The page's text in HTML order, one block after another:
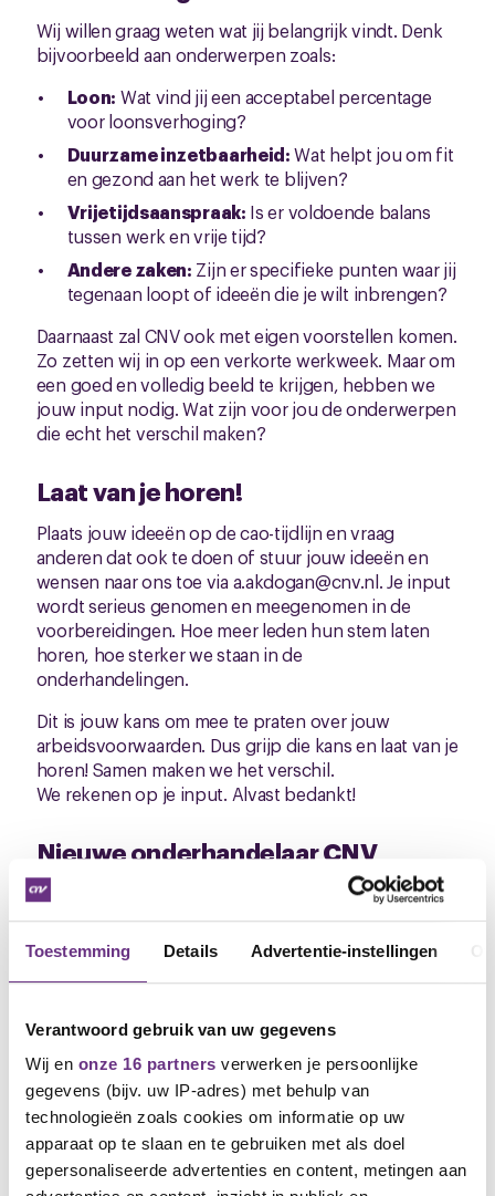
Toestemming Details Advertentie-instellingen
Verantwoord gebruik van uw gegevens
Wij en onze 16 partners verwerken je persoonlijke
gegevens (bijv. uw IP-adres) met behulp van
technologieën zoals cookies om informatie op uw
apparaat op te slaan en te gebruiken met als doel
gepersonaliseerde advertenties en content, metingen aan
Wij willen graag weten wat jij belangrijk vindt. Denk
bijvoorbeeld aan onderwerpen zoals:
Loon: Wat vind jij een acceptabel percentage
voor loonsverhoging?
Duurzame inzetbaarheid:Wat helpt jou om fit
en gezond aan het werk te blijven?
Vrijetijdsaanspraak: Is er voldoende balans
tussen werk en vrije tijd?
Andere zaken: Zijn er specifieke punten waar jij
tegenaan loopt of ideeën die je wilt inbrengen?
Daarnaast zal CNV ook met eigen voorstellen komen.
Zo zetten wij in op een verkorte werkweek. Maar om
een goed en volledig beeld te krijgen, hebben we
jouw input nodig. Wat zijn voor jou de onderwerpen
die echt het verschil maken?
Laat van je horen!
Plaats jouw ideeën op de cao-tijdlijn en vraag
anderen dat ook te doen of stuur jouw ideeën en
wensen naar ons toe via a.akdogan@cnv.nl. Je input
wordt serieus genomen en meegenomen in de
voorbereidingen. Hoe meer leden hun stem laten
horen, hoe sterker we staan in de
onderhandelingen.
Dit is jouw kans om mee te praten over jouw
arbeidsvoorwaarden. Dus grijp die kans en laat van je
horen! Samen maken we het verschil.
We rekenen op je input. Alvast bedankt!
Nieuwe onderhandelaar CNV
Sinds kort ben ik vanuit CNV jullie onderhandelaar
bij Abbott. Naast Abbott Healthcare Products voer
ik ook de onderhandelingen bij andere bedrijven in
de farmaceutische industrie. Om een goed beeld te
krijgen van wat er bij Abbott speelt, ga ik graag de
ervaringen zijn essentieel om samen de beste
afspraken te maken.
De cao online
Je kunt het hele cao-traject online volgen. Jouw idee
plaatsen of stemmen op een idee van een ander,